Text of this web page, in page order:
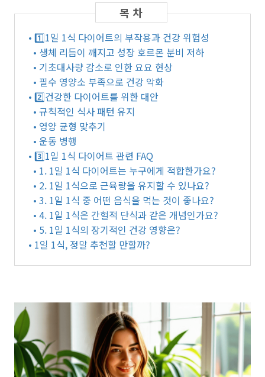
• 1️⃣1일 1식 다이어트의 부작용과 건강 위험성
• 생체 리듬이 깨지고 성장 호르몬 분비 저하
• 기초대사량 감소로 인한 요요 현상
• 필수 영양소 부족으로 건강 악화
• 2️⃣건강한 다이어트를 위한 대안
• 규칙적인 식사 패턴 유지
• 영양 균형 맞추기
• 운동 병행
• 3️⃣1일 1식 다이어트 관련 FAQ
• 1. 1일 1식 다이어트는 누구에게 적합한가요?
• 2. 1일 1식으로 근육량을 유지할 수 있나요?
• 3. 1일 1식 중 어떤 음식을 먹는 것이 좋나요?
• 4. 1일 1식은 간헐적 단식과 같은 개념인가요?
• 5. 1일 1식의 장기적인 건강 영향은?
• 1일 1식, 정말 추천할 만할까?